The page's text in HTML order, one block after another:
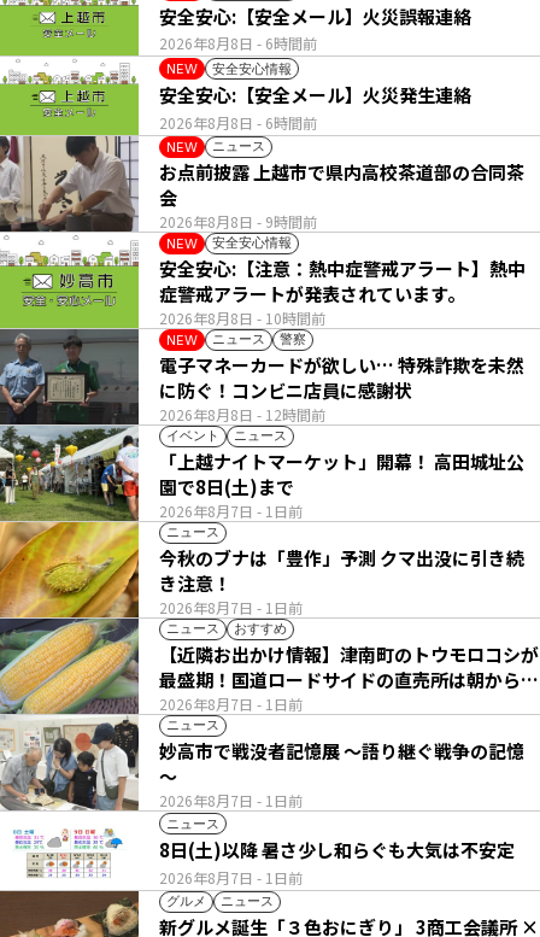
2026年8月8日 - 6時間前
安全安心:【安全メール】火災誤報連絡
NEW 安全安心情報
2026年8月8日 - 6時間前
安全安心:【安全メール】火災発生連絡
NEW ニュース
2026年8月8日 - 9時間前
お点前披露 上越市で県内高校茶道部の合同茶
会
NEW 安全安心情報
2026年8月8日 - 10時間前
安全安心:【注意：熱中症警戒アラート】熱中
症警戒アラートが発表されています。
NEW ニュース 警察
2026年8月8日 - 12時間前
電子マネーカードが欲しい… 特殊詐欺を未然
に防ぐ！コンビニ店員に感謝状
イベント ニュース
2026年8月7日 - 1日前
「上越ナイトマーケット」開幕！ 高田城址公
園で8日(土)まで
ニュース
2026年8月7日 - 1日前
今秋のブナは「豊作」予測 クマ出没に引き続
き注意！
ニュース おすすめ
2026年8月7日 - 1日前
【近隣お出かけ情報】津南町のトウモロコシが
最盛期！国道ロードサイドの直売所は朝から長
い列
ニュース
2026年8月7日 - 1日前
妙高市で戦没者記憶展 ～語り継ぐ戦争の記憶
～
ニュース
2026年8月7日 - 1日前
8日(土)以降 暑さ少し和らぐも大気は不安定
グルメ ニュース
新グルメ誕生「３色おにぎり」 3商工会議所 ×